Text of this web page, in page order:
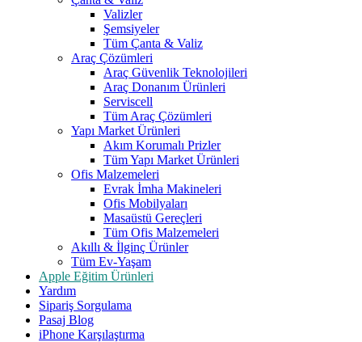
Valizler
Şemsiyeler
Tüm Çanta & Valiz
Araç Çözümleri
Araç Güvenlik Teknolojileri
Araç Donanım Ürünleri
Serviscell
Tüm Araç Çözümleri
Yapı Market Ürünleri
Akım Korumalı Prizler
Tüm Yapı Market Ürünleri
Ofis Malzemeleri
Evrak İmha Makineleri
Ofis Mobilyaları
Masaüstü Gereçleri
Tüm Ofis Malzemeleri
Akıllı & İlginç Ürünler
Tüm Ev-Yaşam
Apple Eğitim Ürünleri
Yardım
Sipariş Sorgulama
Pasaj Blog
iPhone Karşılaştırma